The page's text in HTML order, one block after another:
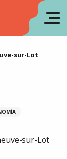
sur-Lot
sur-Lot